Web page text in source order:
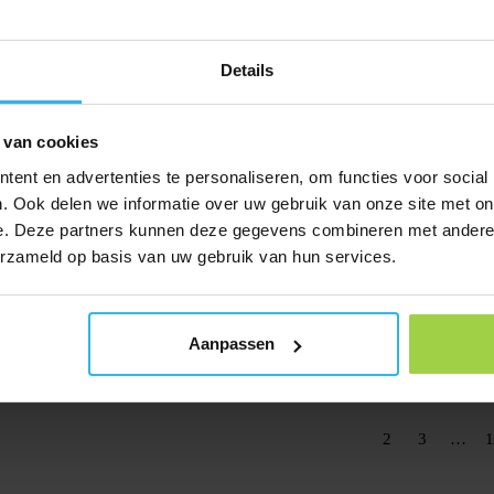
Details
cookies
en advertenties te personaliseren, om functies voor social
Ook delen we informatie over uw gebruik van onze site met
Deze partners kunnen deze gegevens combineren met
op basis van uw gebruik van hun services.
Aanpassen
GPS Watches wordt meestal automatisch aangepast, behalve tijdens de
– Air opladen
GPS Watch – Air in gebruik wordt genomen eerst de batterij volledig
in gebruik wordt genomen eerst de batterij volledig op in 2 tot 3
GPS Watch Air
de functies van de Spotter GPS Watch – Air? Onderstaand lichten we
de functies van de Pet Spotter? Onderstaand lichten we deze toe en in
2 3 …